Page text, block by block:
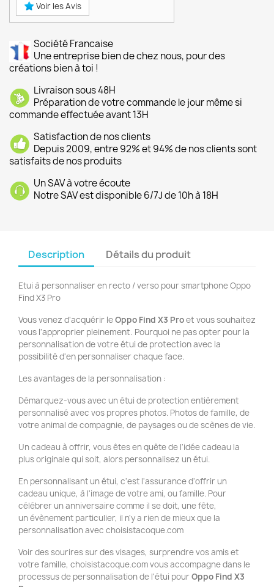
Voir les Avis
Société Francaise
Une entreprise bien de chez nous, pour des
créations bien à toi !
Livraison sous 48H
Préparation de votre commande le jour même si
commande effectuée avant 13H
Satisfaction de nos clients
Depuis 2009, entre 92% et 94% de nos clients sont
satisfaits de nos produits
Un SAV à votre écoute
Notre SAV est disponible 6/7J de 10h à 18H
Description Détails du produit
Etui à personnaliser en recto / verso pour smartphone Oppo
Find X3 Pro
Vous venez d'acquérir leOppo Find X3 Proet vous souhaitez
vous l'approprier pleinement. Pourquoi ne pas opter pour la
personnalisation de votre étui de protection avec la
possibilité d'en personnaliser chaque face.
Les avantages de la personnalisation :
Démarquez-vous avec un étui de protection entièrement
personnalisé avec vos propres photos. Photos de famille, de
votre animal de compagnie, de paysages ou de scènes de vie.
Un cadeau à offrir, vous êtes en quête de l'idée cadeau la
plus originale qui soit, alors personnalisez un étui.
En personnalisant un étui, c'est l'assurance d'offrir un
cadeau unique, à l'image de votre ami, ou famille. Pour
célébrer un anniversaire comme il se doit, une fête,
un évènement particulier, il n'y a rien de mieux que la
personnalisation avec choisistacoque.com
Voir des sourires sur des visages, surprendre vos amis et
votre famille, choisistacoque.com vous accompagne dans le
processus de personnalisation de l'étui pour Oppo Find X3